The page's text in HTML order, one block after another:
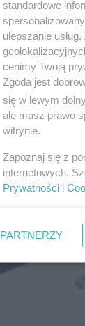
standardowe
ulepszanie
cenimy Twoją
Zgoda jest
się w lewym
ale masz prawo
witrynie.
Zapoznaj się z
internetowych.
Prywatności i
PARTNERZY